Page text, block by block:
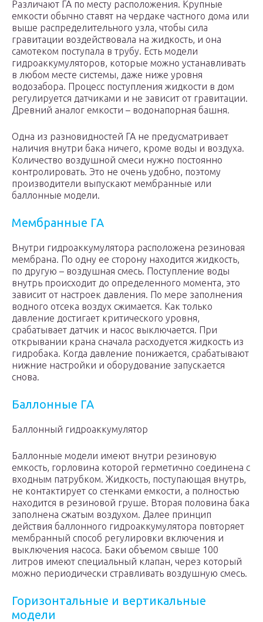
Различают ГА по месту расположения. Крупные
емкости обычно ставят на чердаке частного дома или
выше распределительного узла, чтобы сила
гравитации воздействовала на жидкость, и она
самотеком поступала в трубу. Есть модели
гидроаккумуляторов, которые можно устанавливать
в любом месте системы, даже ниже уровня
водозабора. Процесс поступления жидкости в дом
регулируется датчиками и не зависит от гравитации.
Древний аналог емкости – водонапорная башня.
Одна из разновидностей ГА не предусматривает
наличия внутри бака ничего, кроме воды и воздуха.
Количество воздушной смеси нужно постоянно
контролировать. Это не очень удобно, поэтому
производители выпускают мембранные или
баллонные модели.
Мембранные ГА
Внутри гидроаккумулятора расположена резиновая
мембрана. По одну ее сторону находится жидкость,
по другую – воздушная смесь. Поступление воды
внутрь происходит до определенного момента, это
зависит от настроек давления. По мере заполнения
водного отсека воздух сжимается. Как только
давление достигает критического уровня,
срабатывает датчик и насос выключается. При
открывании крана сначала расходуется жидкость из
гидробака. Когда давление понижается, срабатывают
нижние настройки и оборудование запускается
снова.
Баллонные ГА
Баллонный гидроаккумулятор
Баллонные модели имеют внутри резиновую
емкость, горловина которой герметично соединена с
входным патрубком. Жидкость, поступающая внутрь,
не контактирует со стенками емкости, а полностью
находится в резиновой груше. Вторая половина бака
заполнена сжатым воздухом. Далее принцип
действия баллонного гидроаккумулятора повторяет
мембранный способ регулировки включения и
выключения насоса. Баки объемом свыше 100
литров имеют специальный клапан, через который
можно периодически стравливать воздушную смесь.
Горизонтальные и вертикальные
модели